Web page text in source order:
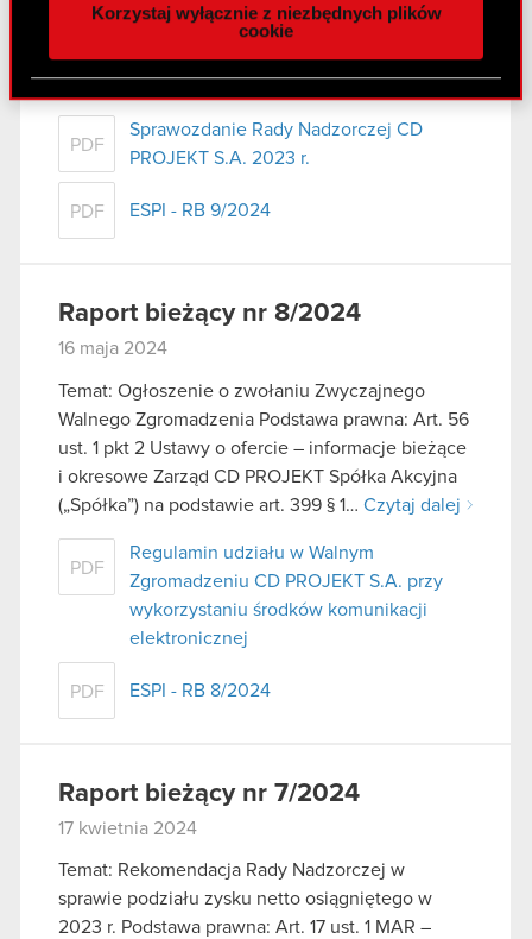
z naszej witryny, udostępniamy partnerom
Partnerzy mogą połączyć te informacje z innymi
danymi otrzymanymi od Ciebie lub uzyskanymi
podczas korzystania z ich usług. Kontynuując
korzystanie z naszej witryny, zgadasz się na
używanie plików cookie.
Korzystaj wyłącznie z niezbędnych plików
cookie
Raport niezależnego biegłego rewidenta
- Sprawozdanie o wynagrodzeniach
PDF
Sprawozdanie Rady Nadzorczej CD
PROJEKT S.A. 2023 r.
PDF ESPI - RB 9/2024
Raport bieżący nr 8/2024
16 maja 2024
Temat: Ogłoszenie o zwołaniu Zwyczajnego
Walnego Zgromadzenia Podstawa prawna: Art. 56
ust. 1 pkt 2 Ustawy o ofercie – informacje bieżące
i okresowe Zarząd CD PROJEKT Spółka Akcyjna
(„Spółka”) na podstawie art. 399 § 1… Czytaj dalej
PDF
Regulamin udziału w Walnym
Zgromadzeniu CD PROJEKT S.A. przy
wykorzystaniu środków komunikacji
elektronicznej
PDF ESPI - RB 8/2024
Raport bieżący nr 7/2024
17 kwietnia 2024
Temat: Rekomendacja Rady Nadzorczej w
sprawie podziału zysku netto osiągniętego w
2023 r. Podstawa prawna: Art. 17 ust. 1 MAR –